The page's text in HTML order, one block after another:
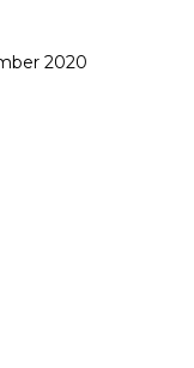
2020